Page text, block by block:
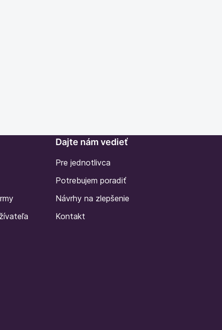
Dajte nám vedieť
Pre jednotlivca
Potrebujem poradiť
Návrhy na zlepšenie
Kontakt